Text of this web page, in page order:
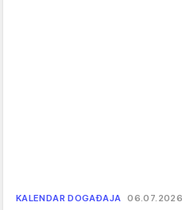
KALENDAR DOGAĐAJA